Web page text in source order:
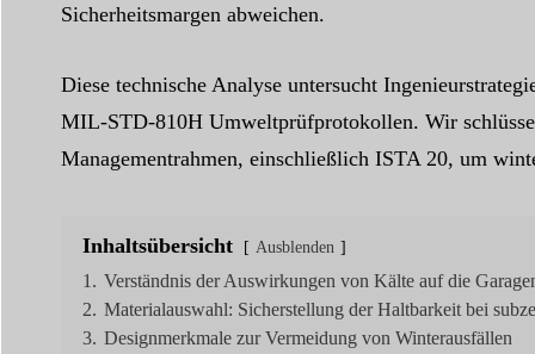
Sicherheitsmargen abweichen.
Diese technische Analyse untersucht
MIL-STD-810H Umweltprüfprotokollen. Wir
Managementrahmen, einschließlich ISTA 20, um
Inhaltsübersicht Ausblenden
1. Verständnis der Auswirkungen von Kälte auf die
2. Materialauswahl: Sicherstellung der Haltbarkeit bei
3. Designmerkmale zur Vermeidung von Winterausfällen